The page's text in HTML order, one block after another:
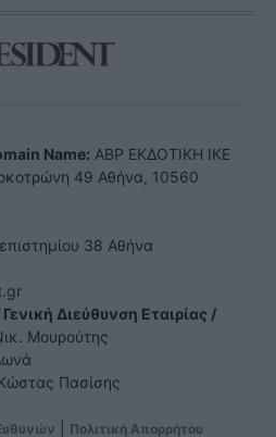
Name: ΑBP ΕΚΔΟΤΙΚΗ ΙΚΕ
49 Αθήνα, 10560
38 Αθήνα
Διεύθυνση Εταιρίας /
Μουρούτης
Πασίσης
Πολιτική Απορρήτου